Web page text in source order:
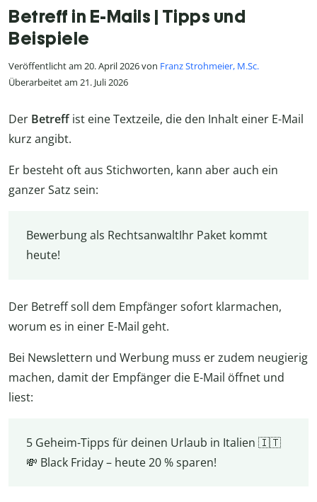
Betreff in E-Mails | Tipps und
Beispiele
Veröffentlicht am 20. April 2026 von Franz Strohmeier, M.Sc.
Überarbeitet am 21. Juli 2026
Der Betreffist eine Textzeile, die den Inhalt einer E-Mail
kurz angibt.
Er besteht oft aus Stichworten, kann aber auch ein
ganzer Satz sein:
Bewerbung als RechtsanwaltIhr Paket kommt
heute!
Der Betreff soll dem Empfänger sofort klarmachen,
worum es in einer E-Mail geht.
Bei Newslettern und Werbung muss er zudem neugierig
machen, damit der Empfänger die E-Mail öffnet und
liest:
5 Geheim-Tipps für deinen Urlaub in Italien 🇮🇹
💸 Black Friday – heute 20 % sparen!